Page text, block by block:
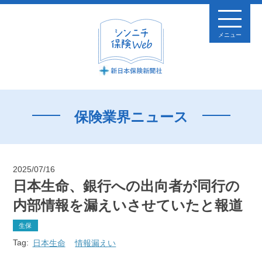
メニュー
保険業界ニュース
2025/07/16
日本生命、銀行への出向者が同行の
内部情報を漏えいさせていたと報道
生保
Tag: 日本生命 情報漏えい